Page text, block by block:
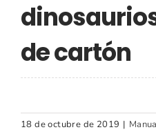
de cartón
18 de octubre de 2019 |